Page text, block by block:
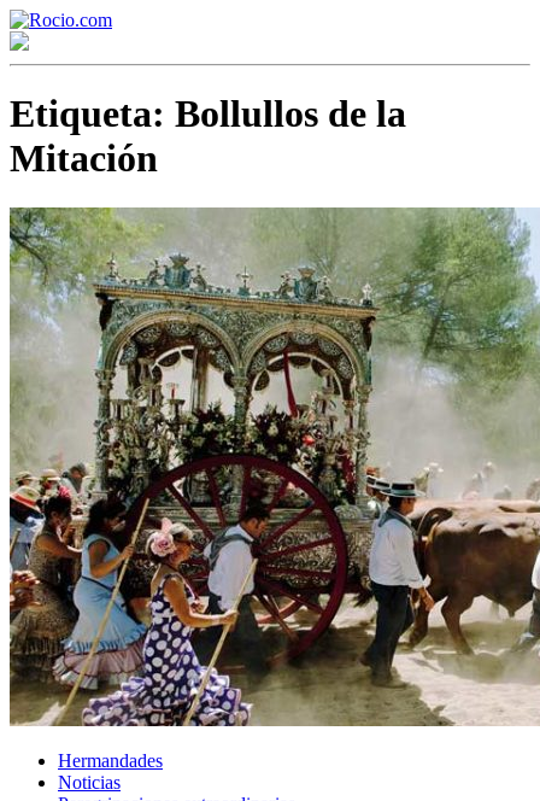
Etiqueta: Bollullos de la
Mitación
Hermandades
Noticias
¡Bienvenido! Soy el asistente virtual de rocio.com.
¿En qué puedo ayudarte?
Historia de la Virgen del Rocío
¿Cuándo es la romería del Rocío?
¿Cuántas hermandades participan en la romería?
¿Cuándo se construyó la primera ermita?
El traslado cada siete años
¿Cuales son los actos principales que se celebran en el
Rocío?
Quiero hacer el camino,¿que tengo que hacer?
En el Rocío, ¿dónde me alojo?